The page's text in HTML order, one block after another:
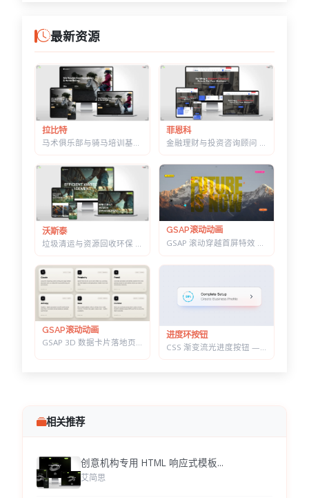
最新资源
拉比特
马术俱乐部与骑马培训基地 HTML 建站模板 | 骑术课程/马场活动/教练团队
菲恩科
金融理财与投资咨询顾问 HTML 建站模板 | 三套首页/W3C 校验/含商店模块
沃斯泰
垃圾清运与资源回收环保 HTML 建站模板 | 再生利用/安全处置/环卫服务商官网
GSAP滚动动画
GSAP滚动动画
GSAP 3D 数据卡片落地页 — 滚动分屏动画与鼠标跟随倾斜布局效果
进度环按钮
CSS 渐变流光进度按钮 — 底部光晕描边，悬停自动涨进度
相关推荐
创意机构专用 HTML 响应式模板...
艾简思